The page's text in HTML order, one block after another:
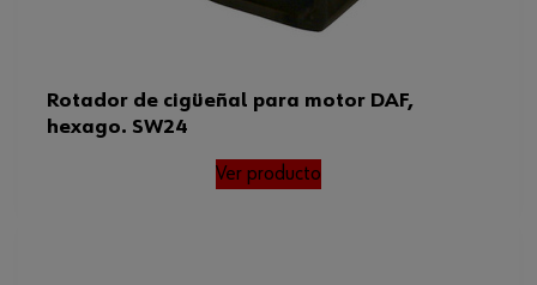
Rotador de cigüeñal para motor DAF,
hexago. SW24
Ver producto